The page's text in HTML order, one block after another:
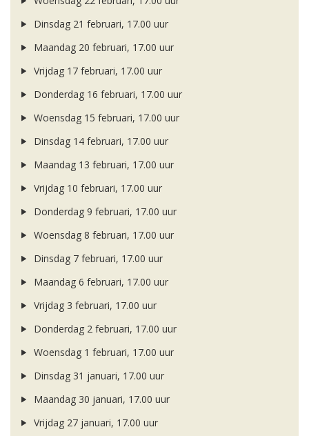
Dinsdag 21 februari, 17.00 uur
Maandag 20 februari, 17.00 uur
Vrijdag 17 februari, 17.00 uur
Donderdag 16 februari, 17.00 uur
Woensdag 15 februari, 17.00 uur
Dinsdag 14 februari, 17.00 uur
Maandag 13 februari, 17.00 uur
Vrijdag 10 februari, 17.00 uur
Donderdag 9 februari, 17.00 uur
Woensdag 8 februari, 17.00 uur
Dinsdag 7 februari, 17.00 uur
Maandag 6 februari, 17.00 uur
Vrijdag 3 februari, 17.00 uur
Donderdag 2 februari, 17.00 uur
Woensdag 1 februari, 17.00 uur
Dinsdag 31 januari, 17.00 uur
Maandag 30 januari, 17.00 uur
Vrijdag 27 januari, 17.00 uur